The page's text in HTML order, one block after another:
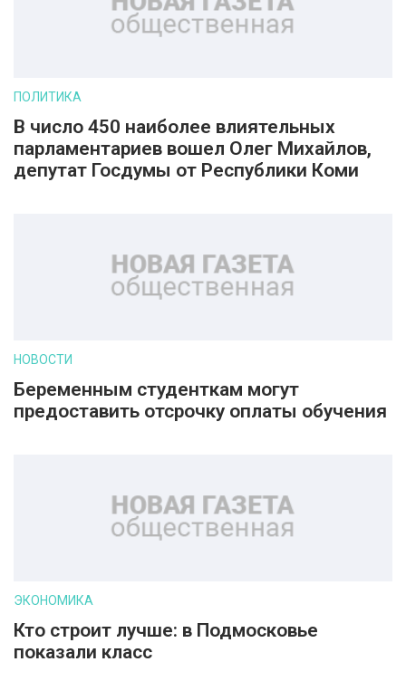
ПОЛИТИКА
В число 450 наиболее влиятельных
парламентариев вошел Олег Михайлов,
депутат Госдумы от Республики Коми
НОВОСТИ
Беременным студенткам могут
предоставить отсрочку оплаты обучения
ЭКОНОМИКА
Кто строит лучше: в Подмосковье
показали класс